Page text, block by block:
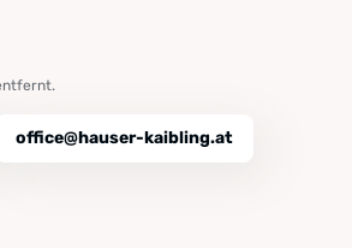
office@hauser-kaibling.at